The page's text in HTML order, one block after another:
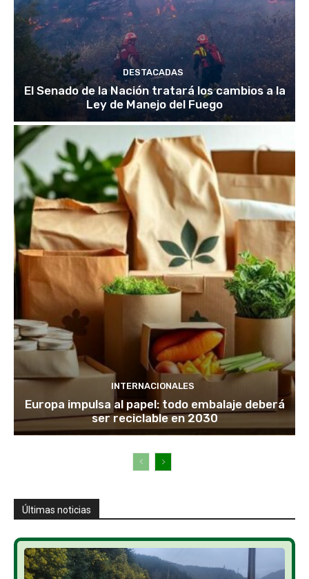
DESTACADAS
El Senado de la Nación tratará los cambios a la
Ley de Manejo del Fuego
INTERNACIONALES
Europa impulsa al papel: todo embalaje deberá
ser reciclable en 2030
Últimas noticias